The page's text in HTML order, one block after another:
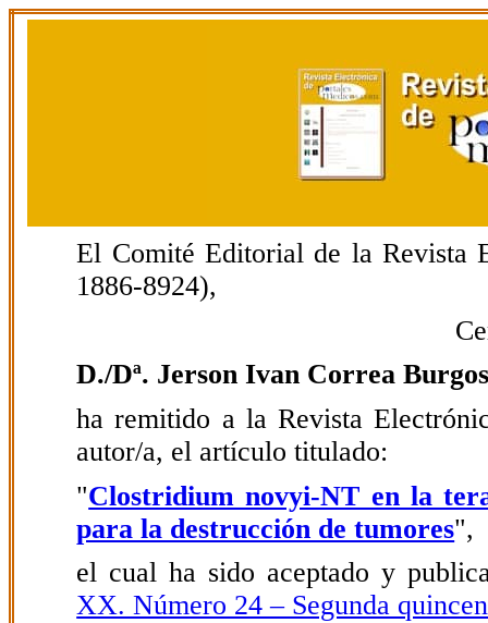
El Comité Editorial de la Revista
1886-8924),
D./Dª. Jerson Ivan Correa
ha remitido a la Revista
autor/a, el artículo titulado:
"Clostridium novyi-NT en la
para la destrucción de tumores",
el cual ha sido aceptado y
XX. Número 24 – Segunda